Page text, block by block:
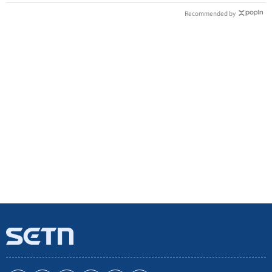
Recommended by